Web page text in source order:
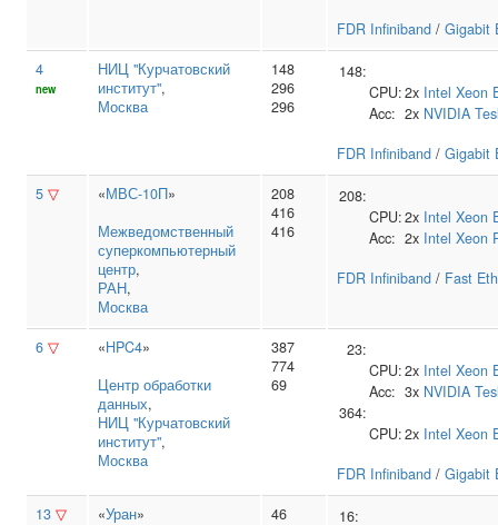
FDR Infiniband / Gigabit
4
new
НИЦ "Курчатовский
институт",
Москва
148
296
296
148:
CPU:2x Intel Xeon
Acc: 2x NVIDIA
FDR Infiniband / Gigabit
5 ▽ «МВС-10П»
Межведомственный
суперкомпьютерный
центр,
РАН,
Москва
208
416
416
208:
CPU:2x Intel Xeon
Acc: 2x Intel Xeon
FDR Infiniband / Fast
6 ▽ «HPC4»
Центр обработки
данных,
НИЦ "Курчатовский
институт",
Москва
387
774
69
23:
CPU:2x Intel Xeon
Acc: 3x NVIDIA
364:
CPU:2x Intel Xeon
FDR Infiniband / Gigabit
13 ▽ «Уран»
46
16: